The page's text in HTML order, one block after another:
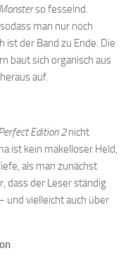
Monsterso fesselnd.
man nur noch
ist der Band zu Ende. Die
baut sich organisch aus
auf.
Edition 2nicht
ist kein makelloser Held,
als man zunächst
dass der Leser ständig
und vielleicht auch über